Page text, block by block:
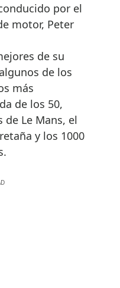
por el
motor, Peter
de su
de los
más
de los 50,
de Le Mans, el
y los 1000